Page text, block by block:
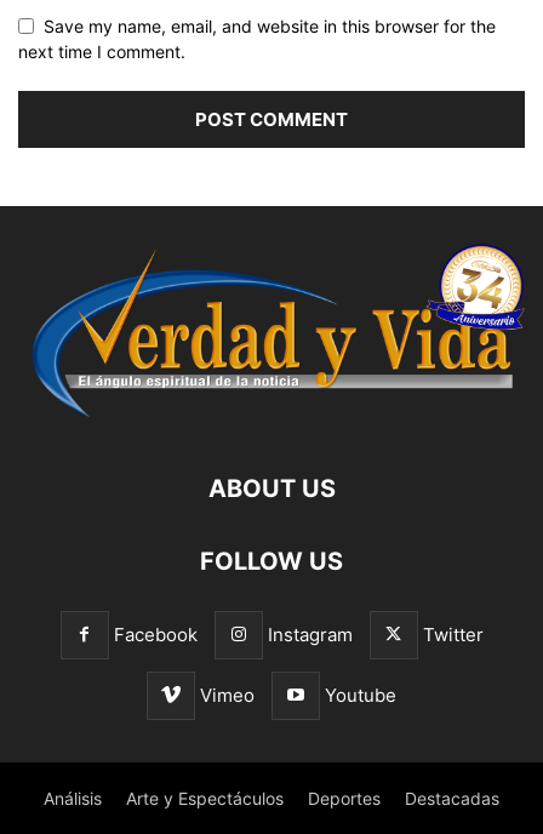
Save my name, email, and website in this browser for the
next time I comment.
ABOUT US
FOLLOW US
Facebook Instagram Twitter
Vimeo Youtube
Análisis Arte y Espectáculos Deportes Destacadas